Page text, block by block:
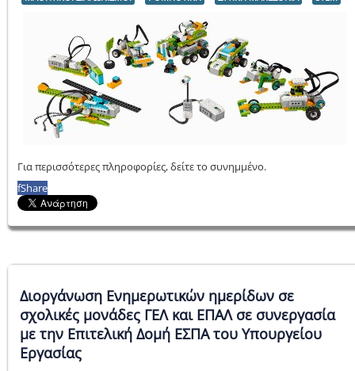
Για περισσότερες πληροφορίες, δείτε το συνημμένο.
fShare
Διοργάνωση Ενημερωτικών ημερίδων σε
σχολικές μονάδες ΓΕΛ και ΕΠΑΛ σε συνεργασία
με την Επιτελική Δομή ΕΣΠΑ του Υπουργείου
Εργασίας